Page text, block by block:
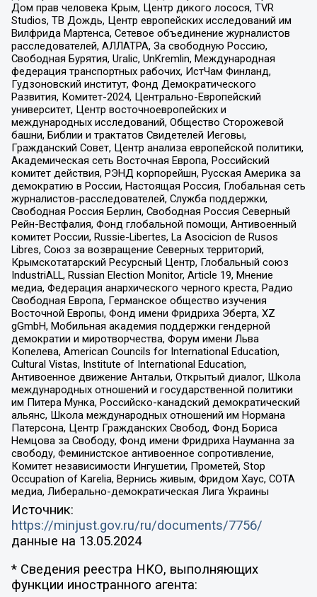
Дом прав человека Крым, Центр дикого лосося, TVR
Studios, ТВ Дождь, Центр европейских исследований им
Вилфрида Мартенса, Сетевое объединение журналистов
расследователей, АЛЛАТРА, За свободную Россию,
Свободная Бурятия, Uralic, UnKremlin, Международная
федерация транспортных рабочих, ИстЧам Финланд,
Гудзоновский институт, Фонд Демократического
Развития, Комитет-2024, Центрально-Европейский
университет, Центр восточноевропейских и
международных исследований, Общество Сторожевой
башни, Библии и трактатов Свидетелей Иеговы,
Гражданский Совет, Центр анализа европейской политики,
Академическая сеть Восточная Европа, Российский
комитет действия, РЭНД корпорейшн, Русская Америка за
демократию в России, Настоящая Россия, Глобальная сеть
журналистов-расследователей, Служба поддержки,
Свободная Россия Берлин, Свободная Россия Северный
Рейн-Вестфалия, Фонд глобальной помощи, Антивоенный
комитет России, Russie-Libertes, La Asocicion de Rusos
Libres, Союз за возвращение Северных территорий,
Крымскотатарский Ресурсный Центр, Глобальный союз
IndustriALL, Russian Election Monitor, Article 19, Мнение
медиа, Федерация анархического черного креста, Радио
Свободная Европа, Германское общество изучения
Восточной Европы, Фонд имени Фридриха Эберта, XZ
gGmbH, Мобильная академия поддержки гендерной
демократии и миротворчества, Форум имени Льва
Копелева, American Councils for International Education,
Cultural Vistas, Institute of International Education,
Антивоенное движение Антальи, Открытый диалог, Школа
международных отношений и государственной политики
им Питера Мунка, Российско-канадский демократический
альянс, Школа международных отношений им Нормана
Патерсона, Центр Гражданских Свобод, Фонд Бориса
Немцова за Свободу, Фонд имени Фридриха Науманна за
свободу, Феминистское антивоенное сопротивление,
Комитет независимости Ингушетии, Прометей, Stop
Occupation of Karelia, Вернись живым, Фридом Хаус, СОТА
медиа, Либерально-демократическая Лига Украины
Источник:
https://minjust.gov.ru/ru/documents/7756/
данные на 13.05.2024
* Сведения реестра НКО, выполняющих
функции иностранного агента: